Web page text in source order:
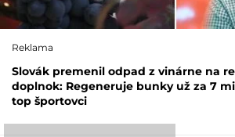
Reklama
Slovák premenil odpad z vinárne na
doplnok: Regeneruje bunky už za 7
top športovci